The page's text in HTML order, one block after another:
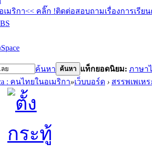
เมริกา<< คลิ๊ก !ติดต่อสอบถามเรื่องการเรีย
Space
ค้นหา ค้นหา แท็กยอดนิยม: ภาษา
: คนไทยในอเมริกา»เว็บบอร์ด › สรรพเพเหร